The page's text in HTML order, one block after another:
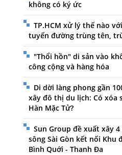
không có ký ức
TP.HCM xử lý thế nào
tuyến đường trùng tên,
"Thổi hồn" di sản vào
công cộng và hàng hóa
Di dời làng phong gần
xây đô thị du lịch: Có xóa
Hàn Mặc Tử?
Sun Group đề xuất xây
sông Sài Gòn kết nối Khu
Bình Quới - Thanh Đa